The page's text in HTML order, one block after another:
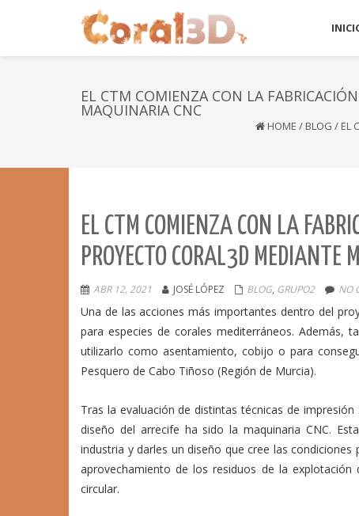
EL CTM COMIENZA CON LA
MAQUINARIA CNC
HOME / BLOG / EL
EL CTM COMIENZA CON LA
PROYECTO CORAL3D MEDIANTE
ABR 12, 2021 JOSÉ LÓPEZ BLOG, GRUPO2 NO
Una de las acciones más importantes dentro del
para especies de corales mediterráneos. Además,
utilizarlo como asentamiento, cobijo o para
Pesquero de Cabo Tiñoso (Región de Murcia).
Tras la evaluación de distintas técnicas de
diseño del arrecife ha sido la maquinaria CNC.
industria y darles un diseño que cree las
aprovechamiento de los residuos de la
circular.